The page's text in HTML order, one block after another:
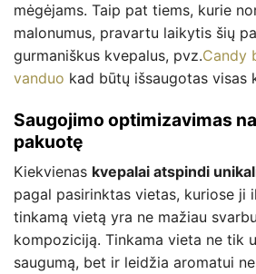
mėgėjams. Taip pat tiems, kurie
malonumus, pravartu laikytis šių
gurmaniškus kvepalus, pvz.Candy
vanduo kad būtų išsaugotas visas
Saugojimo optimizavimas
pakuotę
Kiekvienas kvepalai atspindi
pagal pasirinktas vietas, kuriose ji
tinkamą vietą yra ne mažiau
kompoziciją. Tinkama vieta ne tik
saugumą, bet ir leidžia aromatui